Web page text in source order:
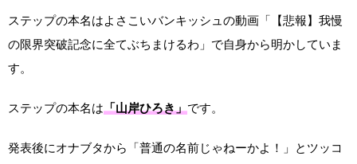
ステップの本名はよさこいバンキッシュの動画「【悲報】我慢
の限界突破記念に全てぶちまけるわ」で自身から明かしていま
す。
ステップの本名は「山岸ひろき」です。
発表後にオナブタから「普通の名前じゃねーかよ！」とツッコ